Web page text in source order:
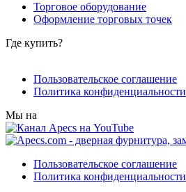
Торговое оборудование
Оформление торговых точек
Где купить?
Пользовательское соглашение
Политика конфиденциальности
Мы на
Пользовательское соглашение
Политика конфиденциальности